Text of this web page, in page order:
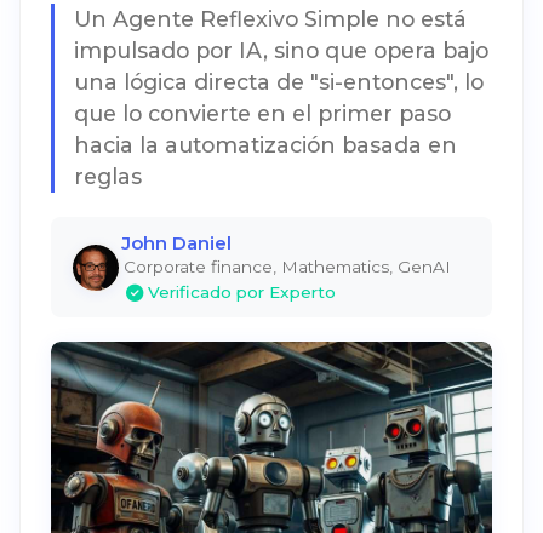
Un Agente Reflexivo Simple no está
impulsado por IA, sino que opera bajo
una lógica directa de "si-entonces", lo
que lo convierte en el primer paso
hacia la automatización basada en
reglas
John Daniel
Corporate finance, Mathematics, GenAI
Verificado por Experto